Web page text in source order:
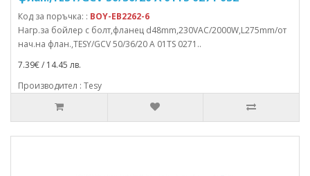
Код за поръчка: : BOY-EB2262-6
Нагр.за бойлер с болт,фланец d48mm,230VAC/2000W,L275mm/от
нач.на флан.,TESY/GCV 50/36/20 A 01TS 0271..
7.39€ / 14.45 лв.
Производител : Tesy